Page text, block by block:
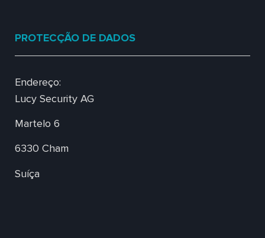
PROTECÇÃO DE DADOS
Endereço:
Lucy Security AG
Martelo 6
6330 Cham
Suíça